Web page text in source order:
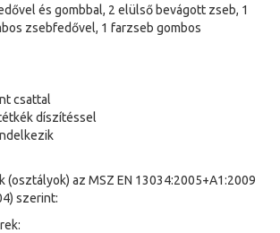
és gombbal, 2 elülső bevágott zseb, 1
zsebfedővel, 1 farzseb gombos
csattal
díszítéssel
(osztályok) az MSZ EN 13034:2005+A1:2009
szerint: